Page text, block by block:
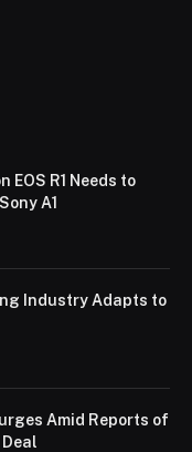
EOS R1 Needs to
A1
Industry Adapts to
Amid Reports of